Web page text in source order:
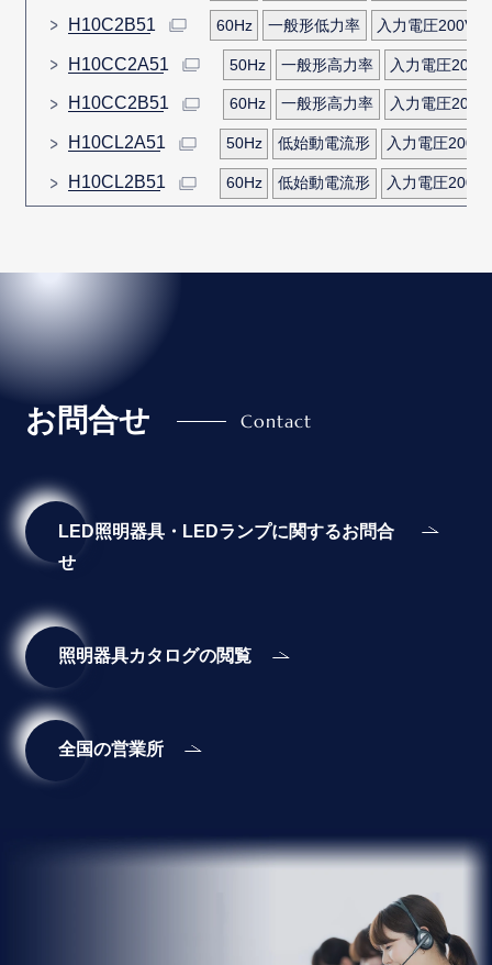
H10C2B51 60Hz 一般形低力率 入力電圧200V
H10CC2A51 50Hz 一般形高力率 入力電圧200V
H10CC2B51 60Hz 一般形高力率 入力電圧200V
H10CL2A51 50Hz 低始動電流形 入力電圧200V
H10CL2B51 60Hz 低始動電流形 入力電圧200V
お問合せ
LED照明器具・LEDランプに関するお問合
せ
照明器具カタログの閲覧
全国の営業所